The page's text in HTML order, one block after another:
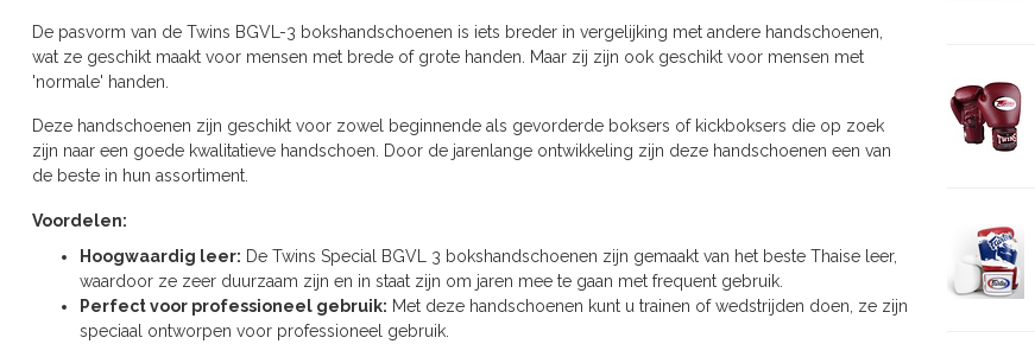
De pasvorm van de Twins BGVL-3 bokshandschoenen is iets breder in vergelijking met andere handschoenen,
wat ze geschikt maakt voor mensen met brede of grote handen. Maar zij zijn ook geschikt voor mensen met
'normale' handen.
Deze handschoenen zijn geschikt voor zowel beginnende als gevorderde boksers of kickboksers die op zoek
zijn naar een goede kwalitatieve handschoen. Door de jarenlange ontwikkeling zijn deze handschoenen een van
de beste in hun assortiment.
Voordelen:
Hoogwaardig leer: De Twins Special BGVL 3 bokshandschoenen zijn gemaakt van het beste Thaise leer,
waardoor ze zeer duurzaam zijn en in staat zijn om jaren mee te gaan met frequent gebruik.
Perfect voor professioneel gebruik: Met deze handschoenen kunt u trainen of wedstrijden doen, ze zijn
speciaal ontworpen voor professioneel gebruik.